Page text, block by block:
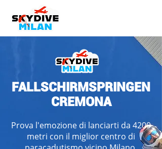
FALLSCHIRMSPRINGEN
CREMONA
Prova l'emozione di lanciarti da 4200
metri con il miglior centro di